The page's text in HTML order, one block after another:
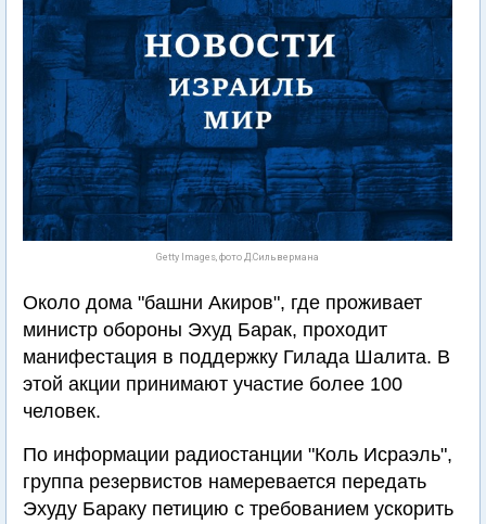
Getty Images, фото Д.Сильвермана
Около дома "башни Акиров", где проживает
министр обороны Эхуд Барак, проходит
манифестация в поддержку Гилада Шалита. В
этой акции принимают участие более 100
человек.
По информации радиостанции "Коль Исраэль",
группа резервистов намеревается передать
Эхуду Бараку петицию с требованием ускорить